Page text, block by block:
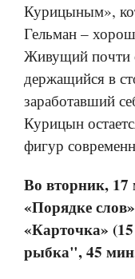
Курицыным»,
Гельман –
Живущий почти
держащийся в
заработавший
Курицын
фигур
Во вторник,
«Порядке
«Карточка»
рыбка", 45